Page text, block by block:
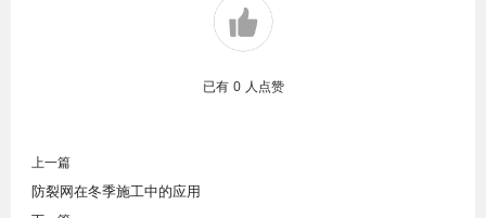
已有 0 人点赞
上一篇
防裂网在冬季施工中的应用